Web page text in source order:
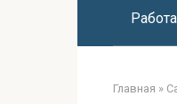
Главная »